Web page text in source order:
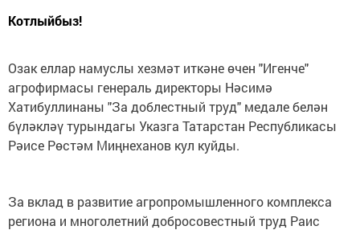
Котлыйбыз!
Озак еллар намуслы хезмәт иткәне өчен "Игенче"
агрофирмасы генераль директоры Нәсимә
Хатибуллинаны "За доблестный труд" медале белән
бүләкләү турындагы Указга Татарстан Республикасы
Рәисе Рөстәм Миңнеханов кул куйды.
За вклад в развитие агропромышленного комплекса
региона и многолетний добросовестный труд Раис